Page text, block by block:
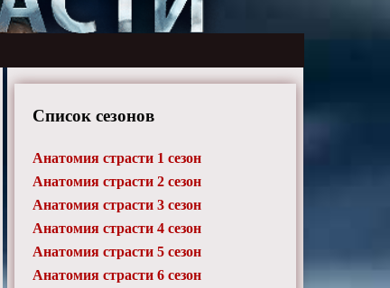
Список сезонов
Анатомия страсти 1 сезон
Анатомия страсти 2 сезон
Анатомия страсти 3 сезон
Анатомия страсти 4 сезон
Анатомия страсти 5 сезон
Анатомия страсти 6 сезон